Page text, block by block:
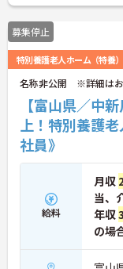
募集停止
特別養護老人ホーム（特養）
名称非公開 ※詳細はお
【富山県／中
上！特別養護
社員》
給料
月収
当、
年収
の場